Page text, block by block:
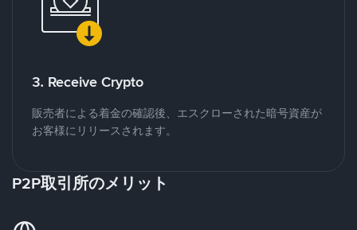
3. Receive Crypto
販売者による着金の確認後、エスクローされた暗号資産が
お客様にリリースされます。
P2P取引所のメリット